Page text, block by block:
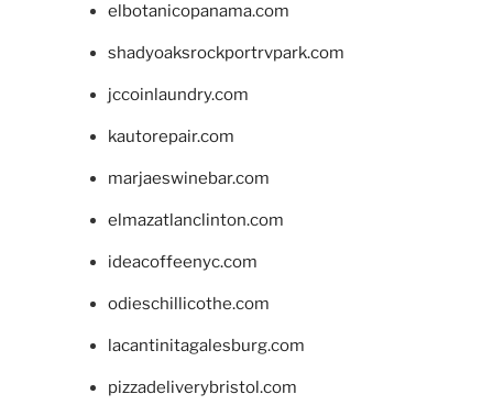
elbotanicopanama.com
shadyoaksrockportrvpark.com
jccoinlaundry.com
kautorepair.com
marjaeswinebar.com
elmazatlanclinton.com
ideacoffeenyc.com
odieschillicothe.com
lacantinitagalesburg.com
pizzadeliverybristol.com